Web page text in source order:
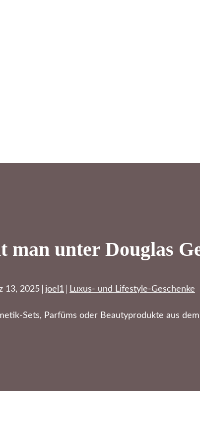
man unter Douglas
13, 2025 joel1 Luxus- und Lifestyle-Geschenke
Sets, Parfüms oder Beautyprodukte aus